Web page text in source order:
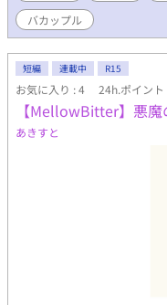
バカップル
短編 連載中 R15
お気に入り : 4 24h.ポイント
【MellowBitter】悪魔
あきすと